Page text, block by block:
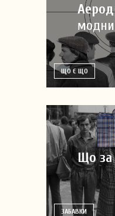
ЩО Є ЩО
Що за
ЗАБАВКИ